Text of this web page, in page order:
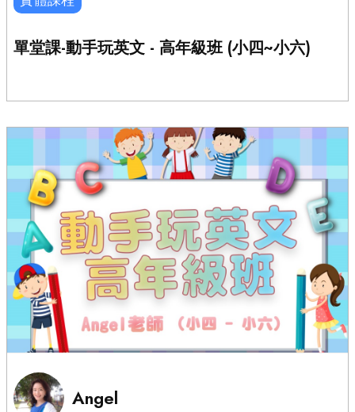
單堂課-動手玩英文 - 高年級班 (小四~小六)
Angel